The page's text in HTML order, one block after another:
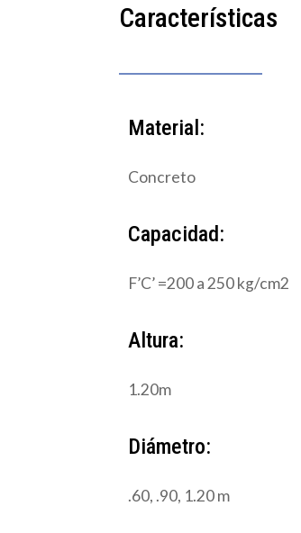
Características
Material:
Concreto
Capacidad:
F’C’ =200 a 250 kg/cm2
Altura:
1.20m
Diámetro:
.60, .90, 1.20 m